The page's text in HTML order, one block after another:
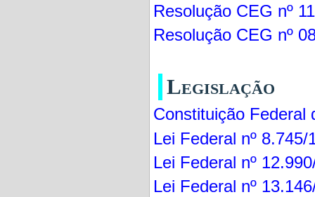
Resolução CEG nº
Resolução CEG nº
Legislação
Constituição Federal
Lei Federal nº 8.745/
Lei Federal nº
Lei Federal nº